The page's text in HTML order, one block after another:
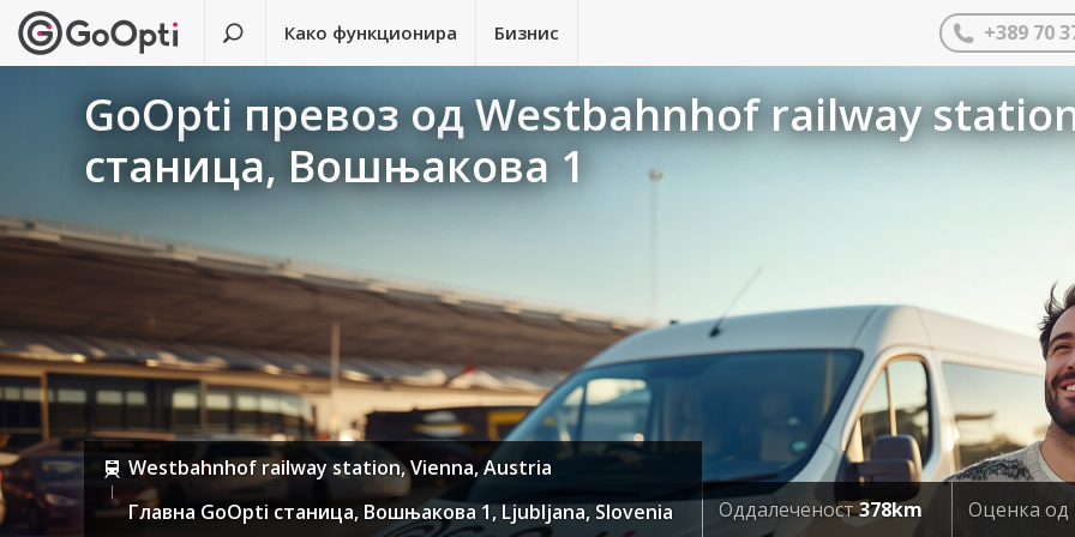
Како функционира Бизнис +389 70
GoOpti превоз од Westbahnhof railway
станица, Вошњакова 1
Westbahnhof railway station, Vienna, Austria
Главна GoOpti станица, Вошњакова 1, Ljubljana, Slovenia
Оддалеченост378km Оценка